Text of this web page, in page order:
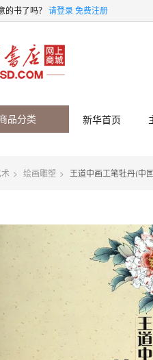
的书了吗？ 请登录免费注册
品分类 新华首页
绘画雕塑 王道中画工笔牡丹(中